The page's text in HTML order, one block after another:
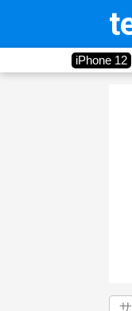
iPhone 12